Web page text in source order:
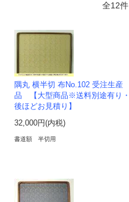
全12件
隅丸 横半切 布No.102 受注生産
品 【大型商品※送料別途有り・
後ほどお見積り】
32,000円(内税)
書道額 半切用